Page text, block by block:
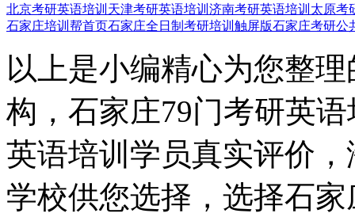
北京考研英语培训 天津考研英语培训 济南考研英语培训 太原考
石家庄培训帮首页石家庄全日制考研培训触屏版石家庄考研公
以上是小编精心为您整
构，石家庄79门考研英
英语培训学员真实评价
学校供您选择，选择石